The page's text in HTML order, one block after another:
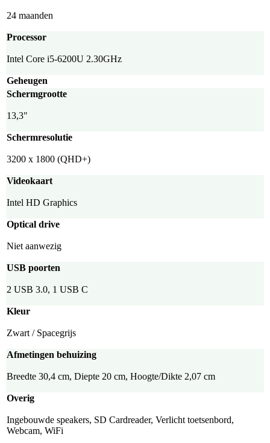
24 maanden
Processor
Intel Core i5-6200U 2.30GHz
Geheugen
Schermgrootte
13,3"
Schermresolutie
3200 x 1800 (QHD+)
Videokaart
Intel HD Graphics
Optical drive
Niet aanwezig
USB poorten
2 USB 3.0, 1 USB C
Kleur
Zwart / Spacegrijs
Afmetingen behuizing
Breedte 30,4 cm, Diepte 20 cm, Hoogte/Dikte 2,07 cm
Overig
Ingebouwde speakers, SD Cardreader, Verlicht toetsenbord,
Webcam, WiFi